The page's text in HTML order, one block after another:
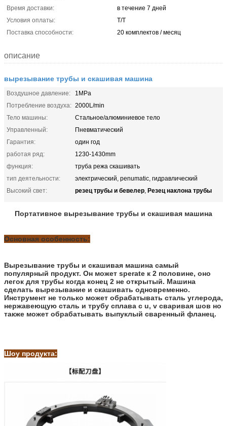
Время доставки:
в течение 7 дней
Условия оплаты:
T/T
Поставка способности:
20 комплектов / месяц
описание
вырезывание трубы и скашивая машина
Воздушное давление:
1MPa
Потребление воздуха: 2000L/min
Тело машины:
Стальное/алюминиевое тело
Управленный:
Пневматический
Гарантия:
один год
работая ряд:
1230-1430mm
функция:
труба режа скашивать
тип деятельности:
электрический, penumatic, гидравлический
Высокий свет:
резец трубы и бевелер, Резец наклона трубы
Портативное вырезывание трубы и скашивая машина
Основная особенность:
Вырезывание трубы и скашивая машина самый
популярный продукт. Он может sperate к 2 половине, оно
легок для трубы когда конец 2 не открытый. Машина
сделать вырезывание и скашивать одновременно.
Инструмент не только может обрабатывать сталь углерода,
нержавеющую сталь и трубу сплава с u, v сваривая шов но
также может обрабатывать выпуклый сваренный фланец.
Шоу продукта: